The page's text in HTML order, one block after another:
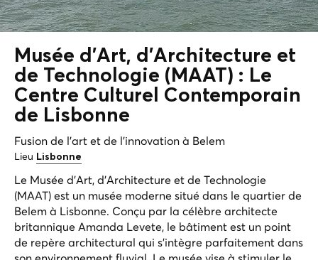
Musée d'Art, d'Architecture et
de Technologie (MAAT) : Le
Centre Culturel Contemporain
de Lisbonne
Fusion de l'art et de l'innovation à Belem
Lieu Lisbonne
Le Musée d'Art, d'Architecture et de Technologie
(MAAT) est un musée moderne situé dans le quartier de
Belem à Lisbonne. Conçu par la célèbre architecte
britannique Amanda Levete, le bâtiment est un point
de repère architectural qui s'intègre parfaitement dans